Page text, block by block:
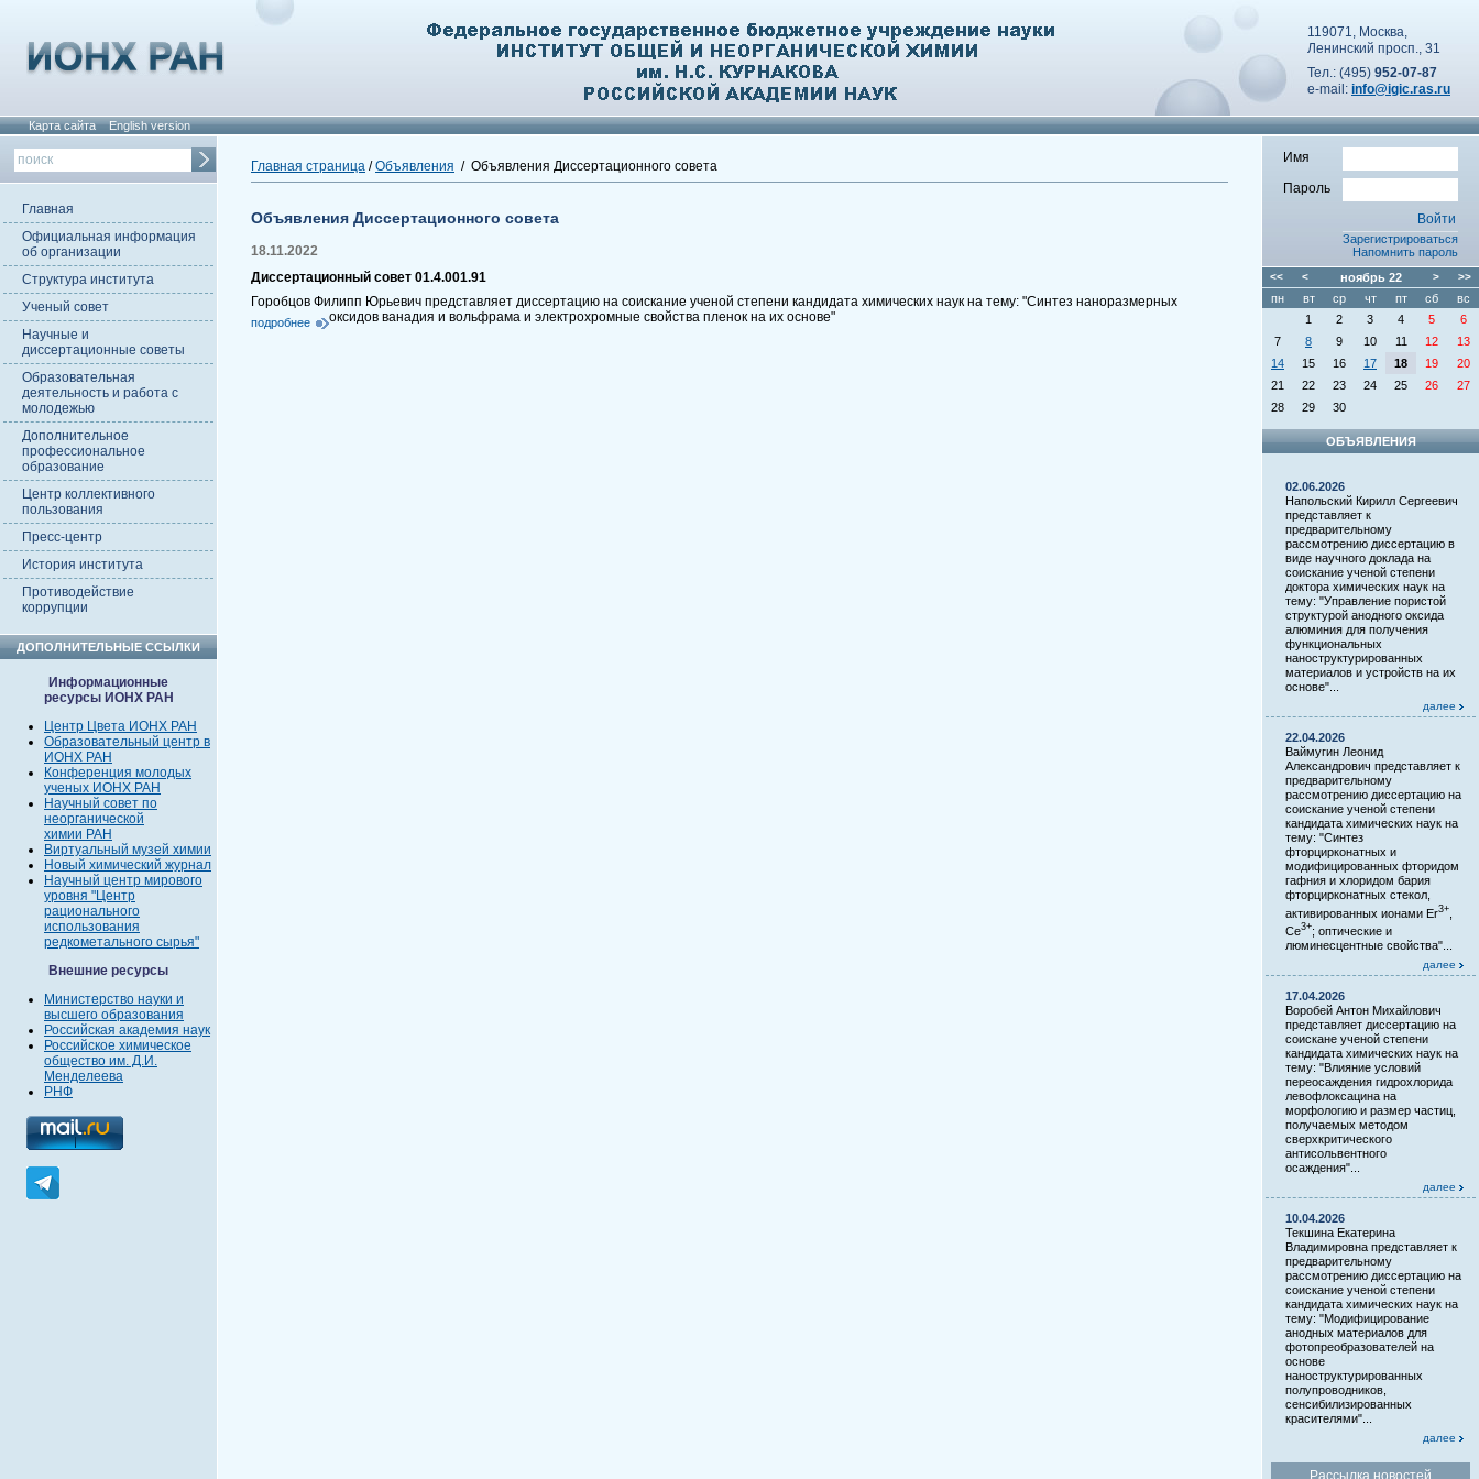
119071, Москва,
Ленинский просп., 31
Тел.: (495) 952-07-87
e-mail: info@igic.ras.ru
Карта сайта English version
Главная
Официальная информация
об организации
Структура института
Ученый совет
Научные и
диссертационные советы
Образовательная
деятельность и работа с
молодежью
Дополнительное
профессиональное
образование
Центр коллективного
пользования
Пресс-центр
История института
Противодействие
коррупции
ДОПОЛНИТЕЛЬНЫЕ ССЫЛКИ
Информационные
ресурсы ИОНХ РАН
Центр Цвета ИОНХ РАН
Образовательный центр в
ИОНХ РАН
Конференция молодых
ученых ИОНХ РАН
Научный совет по
неорганической
химии РАН
Виртуальный музей химии
Новый химический журнал
Научный центр мирового
уровня "Центр
рационального
использования
редкометального сырья"
Внешние ресурсы
Министерство науки и
высшего образования
Российская академия наук
Российское химическое
общество им. Д.И.
Менделеева
РНФ
Главная страница /Объявления / Объявления Диссертационного совета
Объявления Диссертационного совета
18.11.2022
Диссертационный совет 01.4.001.91
Горобцов Филипп Юрьевич представляет диссертацию на соискание ученой степени кандидата химических наук на тему: "Синтез наноразмерных
оксидов ванадия и вольфрама и электрохромные свойства пленок на их основе"
подробнее
Имя
Пароль
Зарегистрироваться
Напомнить пароль
<< < ноябрь22 > >>
пн вт ср чт пт сб
вс
1
2 3 4 5
6
7
8 9 10 11 12
13
14
15 16 17 18 19
20
21
22 23 24 25 26
27
28
29 30
ОБЪЯВЛЕНИЯ
02.06.2026
Напольский Кирилл Сергеевич
представляет к
предварительному
рассмотрению диссертацию в
виде научного доклада на
соискание ученой степени
доктора химических наук на
тему: "Управление пористой
структурой анодного оксида
алюминия для получения
функциональных
наноструктурированных
материалов и устройств на их
основе"...
далее
22.04.2026
Ваймугин Леонид
Александрович представляет к
предварительному
рассмотрению диссертацию на
соискание ученой степени
кандидата химических наук на
тему: "Синтез
фторцирконатных и
модифицированных фторидом
гафния и хлоридом бария
фторцирконатных стекол,
активированных ионами Er3+
Ce3+; оптические и
люминесцентные свойства"...
далее
17.04.2026
Воробей Антон Михайлович
представляет диссертацию на
соискане ученой степени
кандидата химических наук на
тему: "Влияние условий
переосаждения гидрохлорида
левофлоксацина на
морфологию и размер частиц,
получаемых методом
сверхкритического
антисольвентного
осаждения"...
далее
10.04.2026
Текшина Екатерина
Владимировна представляет к
предварительному
рассмотрению диссертацию на
соискание ученой степени
кандидата химических наук на
тему: "Модифицирование
анодных материалов для
фотопреобразователей на
основе
наноструктурированных
полупроводников,
сенсибилизированных
красителями"...
далее